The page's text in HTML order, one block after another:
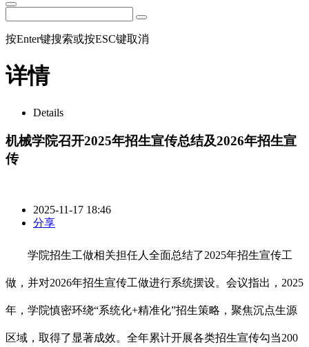
按Enter键搜索或按ESC键取消
详情
Details
机械学院召开2025年招生宣传总结及2026年招生宣
传
2025-11-17 18:46
分享
学院招生工做相关担任人全面总结了2025年招生宣传工
做，并对2026年招生宣传工做进行系统摆设。会议指出，2025
年，学院慎密环绕“系统化+精准化”招生策略，聚焦沉点生源
区域，取得了显著成效。全年累计开展各类招生宣传勾当200